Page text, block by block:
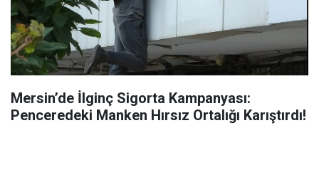
Mersin’de İlginç Sigorta Kampanyası:
Penceredeki Manken Hırsız Ortalığı Karıştırdı!